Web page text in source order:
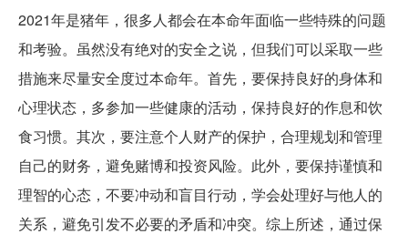
2021年是猪年，很多人都会在本命年面临一些特殊的问题
和考验。虽然没有绝对的安全之说，但我们可以采取一些
措施来尽量安全度过本命年。首先，要保持良好的身体和
心理状态，多参加一些健康的活动，保持良好的作息和饮
食习惯。其次，要注意个人财产的保护，合理规划和管理
自己的财务，避免赌博和投资风险。此外，要保持谨慎和
理智的心态，不要冲动和盲目行动，学会处理好与他人的
关系，避免引发不必要的矛盾和冲突。综上所述，通过保